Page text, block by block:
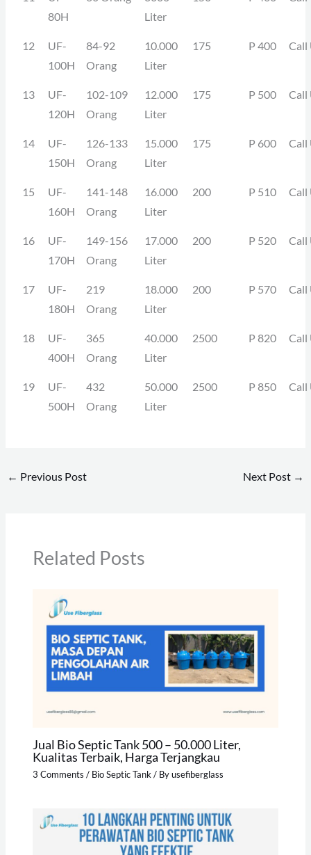
80H
Liter
12
UF-
100H
84-92
Orang
10.000
Liter
175 P 400 Call
13
UF-
120H
102-109
Orang
12.000
Liter
175 P 500 Call
14
UF-
150H
126-133
Orang
15.000
Liter
175 P 600 Call
15
UF-
160H
141-148
Orang
16.000
Liter
200 P 510 Call
16
UF-
170H
149-156
Orang
17.000
Liter
200 P 520 Call
17
UF-
180H
219
Orang
18.000
Liter
200 P 570 Call
18
UF-
400H
365
Orang
40.000
Liter
2500 P 820 Call
19
UF-
500H
432
Orang
50.000
Liter
2500 P 850 Call
← Previous Post Next Post →
Related Posts
Jual Bio Septic Tank 500 – 50.000 Liter,
Kualitas Terbaik, Harga Terjangkau
3 Comments / Bio Septic Tank/ Byusefiberglass